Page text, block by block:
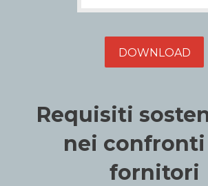
DOWNLOAD
Requisiti
nei
fornitori